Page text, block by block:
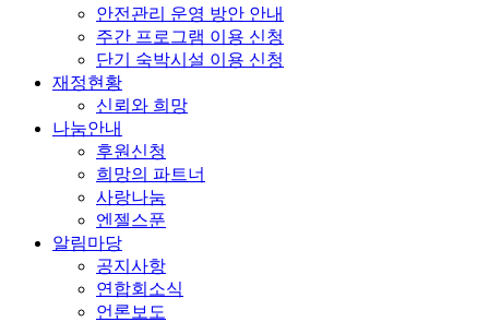
안전관리 운영 방안 안내
주간 프로그램 이용 신청
단기 숙박시설 이용 신청
재정현황
신뢰와 희망
나눔안내
후원신청
희망의 파트너
사랑나눔
엔젤스푼
알림마당
공지사항
연합회소식
언론보도